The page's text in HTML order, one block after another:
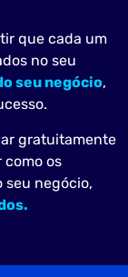
que cada um
no seu
seu negócio,
gratuitamente
como os
seu negócio,